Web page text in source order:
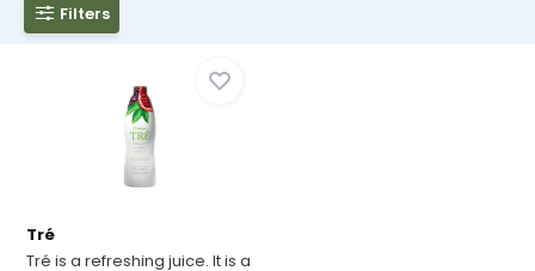
Filters
Tré
Tré is a refreshing juice. It is a